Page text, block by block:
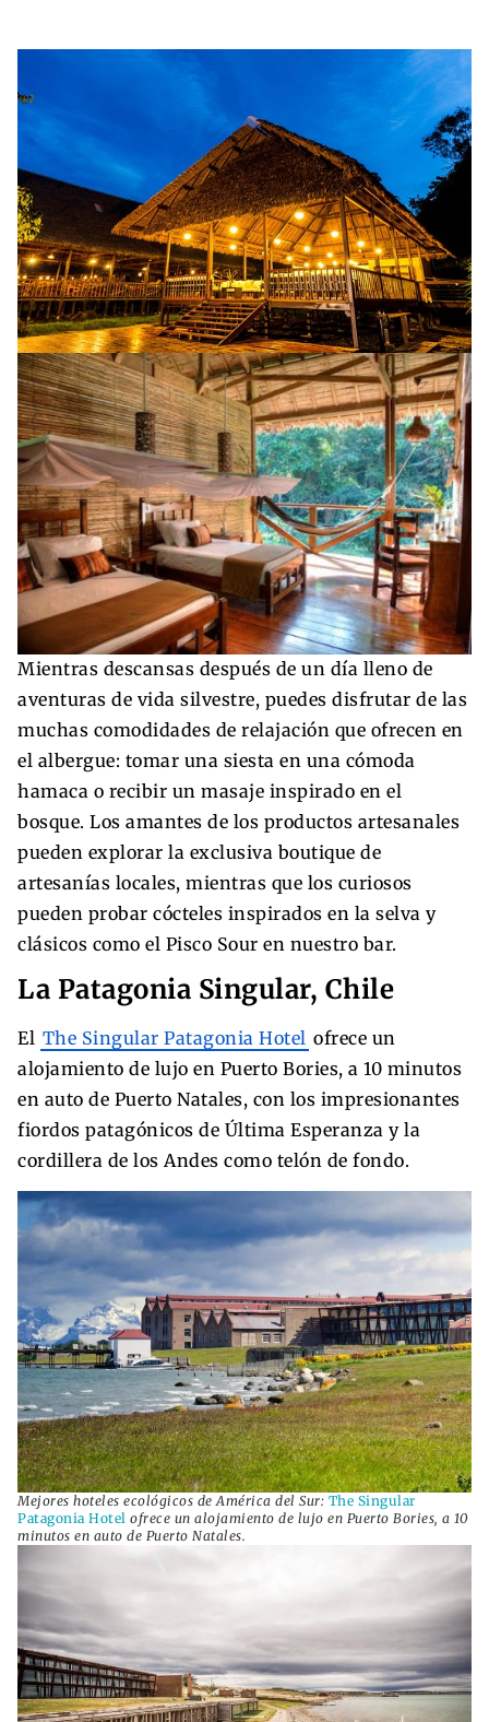
Mientras descansas después de un día lleno de
aventuras de vida silvestre, puedes disfrutar de las
muchas comodidades de relajación que ofrecen en
el albergue: tomar una siesta en una cómoda
hamaca o recibir un masaje inspirado en el
bosque. Los amantes de los productos artesanales
pueden explorar la exclusiva boutique de
artesanías locales, mientras que los curiosos
pueden probar cócteles inspirados en la selva y
clásicos como el Pisco Sour en nuestro bar.
La Patagonia Singular, Chile
El The Singular Patagonia Hotel ofrece un
alojamiento de lujo en Puerto Bories, a 10 minutos
en auto de Puerto Natales, con los impresionantes
fiordos patagónicos de Última Esperanza y la
cordillera de los Andes como telón de fondo.
Mejores hoteles ecológicos de América del Sur: The Singular
Patagonia Hotel ofrece un alojamiento de lujo en Puerto Bories, a 10
minutos en auto de Puerto Natales.